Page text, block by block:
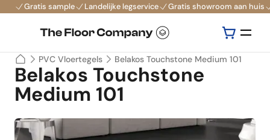
Gratis sample Landelijke legservice Gratis showroom aan huis
PVC Vloertegels Belakos Touchstone Medium 101
Belakos Touchstone
Medium 101